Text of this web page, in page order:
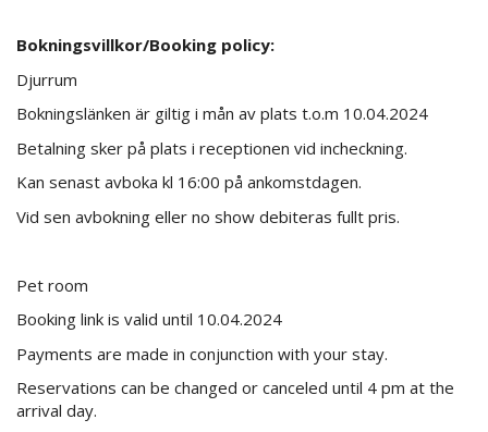
Bokningsvillkor/Booking policy:
Djurrum
Bokningslänken är giltig i mån av plats t.o.m 10.04.2024
Betalning sker på plats i receptionen vid incheckning.
Kan senast avboka kl 16:00 på ankomstdagen.
Vid sen avbokning eller no show debiteras fullt pris.
Pet room
Booking link is valid until 10.04.2024
Payments are made in conjunction with your stay.
Reservations can be changed or canceled until 4 pm at the
arrival day.